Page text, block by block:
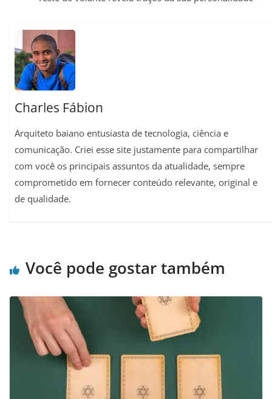
A
p
p
r
a
m
Charles Fábion
Arquiteto baiano entusiasta de tecnologia, ciência e
comunicação. Criei esse site justamente para compartilhar
com você os principais assuntos da atualidade, sempre
comprometido em fornecer conteúdo relevante, original e
de qualidade.
Você pode gostar também